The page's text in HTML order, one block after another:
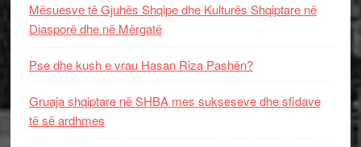
Mësuesve të Gjuhës Shqipe dhe Kulturës Shqiptare në
Diasporë dhe në Mërgatë
Pse dhe kush e vrau Hasan Riza Pashën?
Gruaja shqiptare në SHBA mes sukseseve dhe sfidave
të së ardhmes